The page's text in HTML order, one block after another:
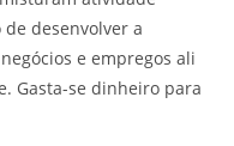
desenvolver a
e empregos ali
Gasta-se dinheiro para